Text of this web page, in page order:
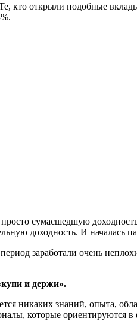
открыли подобные вклады
сумасшедшую
доходность. И началась
заработали очень
и держи».
никаких знаний, опыта,
которые ориентируются